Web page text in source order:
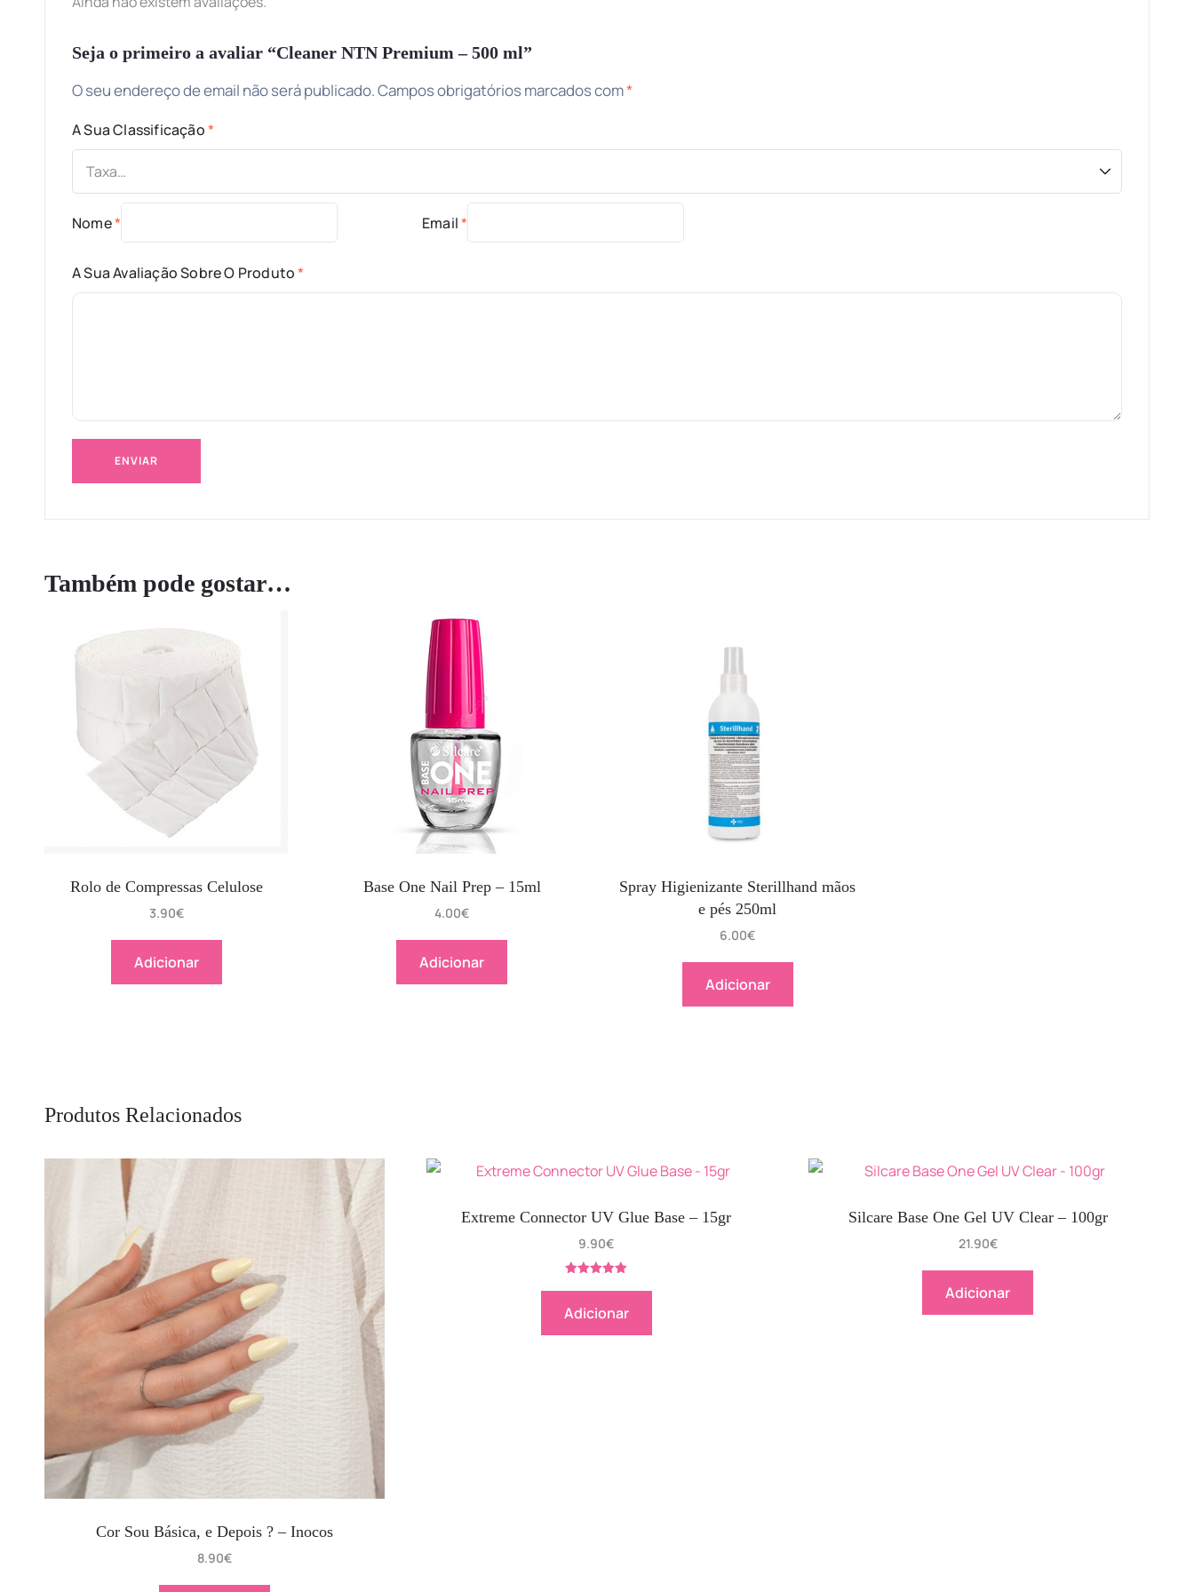
Seja o primeiro a avaliar “Cleaner NTN Premium – 500 ml”
O seu endereço de email não será publicado.Campos obrigatórios marcados com*
A Sua Classificação*
A Sua Avaliação Sobre O Produto*
Nome* Email*
Também pode gostar…
Rolo de Compressas Celulose
3.90€
Adicionar
Base One Nail Prep – 15ml
4.00€
Adicionar
Spray Higienizante Sterillhand mãos
e pés 250ml
6.00€
Adicionar
Produtos Relacionados
Cor Sou Básica, e Depois ? – Inocos
8.90€
Extreme Connector UV Glue Base – 15gr
de 5
9.90€
Adicionar
Silcare Base One Gel UV Clear – 100gr
21.90€
Adicionar